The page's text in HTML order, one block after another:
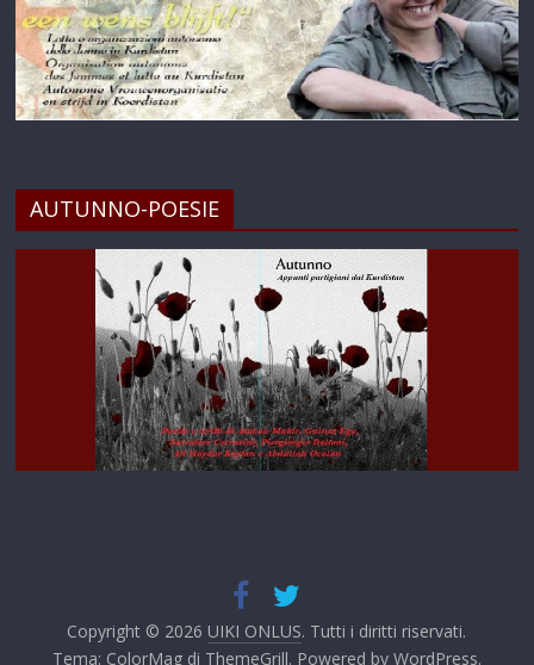
AUTUNNO-POESIE
Copyright © 2026 UIKI ONLUS. Tutti i diritti riservati.
Tema: ColorMagdi ThemeGrill. Powered by WordPress.